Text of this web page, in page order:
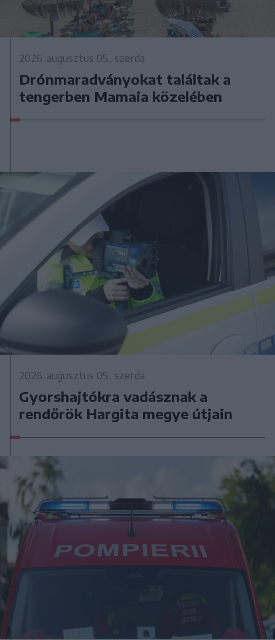
2026. augusztus 05., szerda
Drónmaradványokat találtak a
tengerben Mamaia közelében
2026. augusztus 05., szerda
Gyorshajtókra vadásznak a
rendőrök Hargita megye útjain